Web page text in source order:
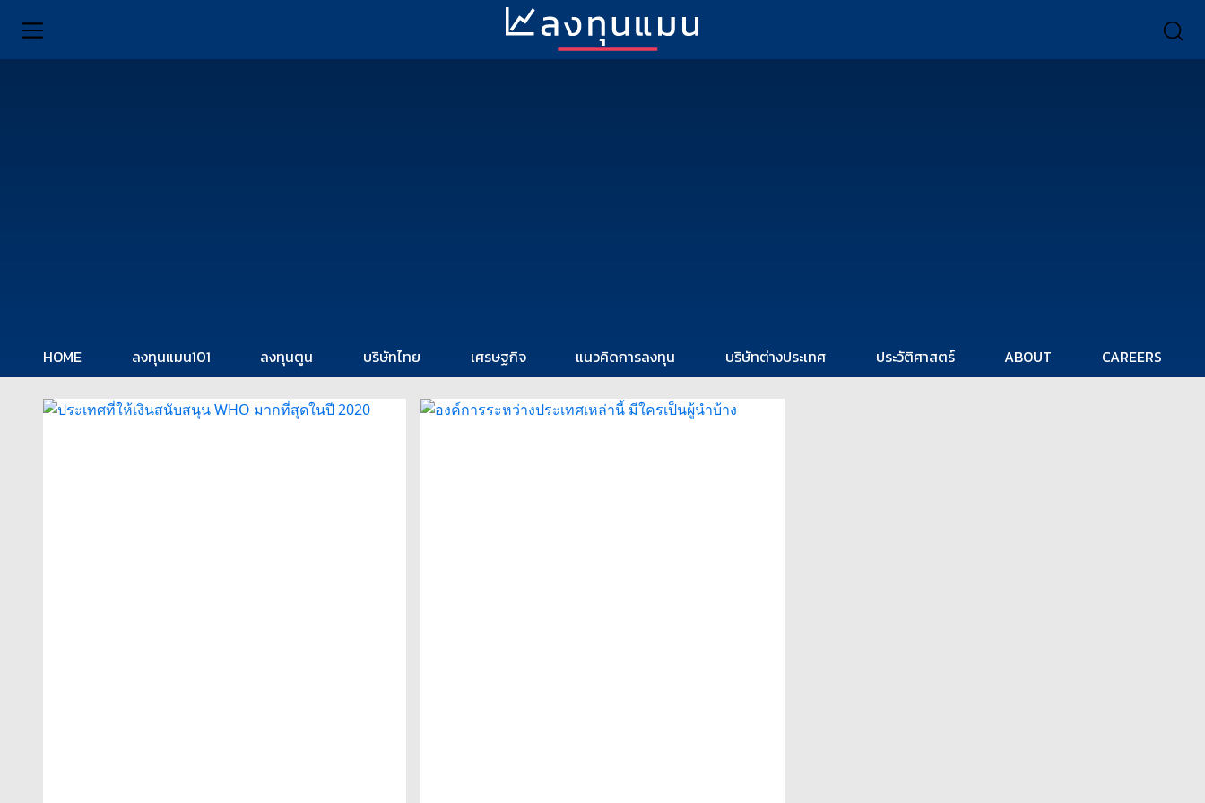
HOME ลงทุนแมน101 ลงทุนตูน บริษัทไทย เศรษฐกิจ แนวคิดการลงทุน บริษัทต่างประเทศ ประวัติศาสตร์ ABOUT CAREERS